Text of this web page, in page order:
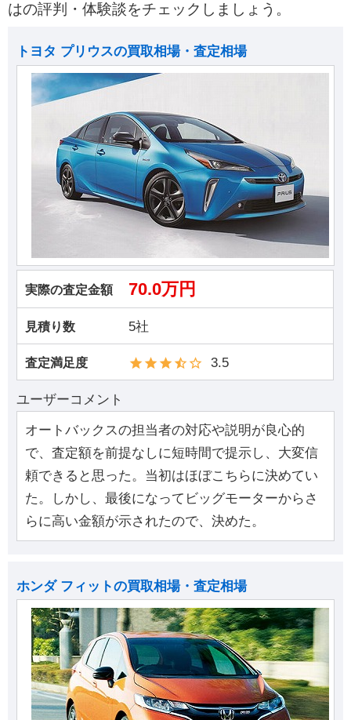
はの評判・体験談をチェックしましょう。
トヨタ プリウスの買取相場・査定相場
実際の査定金額 70.0万円
見積り数 5社
査定満足度 3.5
ユーザーコメント
オートバックスの担当者の対応や説明が良心的
で、査定額を前提なしに短時間で提示し、大変信
頼できると思った。当初はほぼこちらに決めてい
た。しかし、最後になってビッグモーターからさ
らに高い金額が示されたので、決めた。
ホンダ フィットの買取相場・査定相場